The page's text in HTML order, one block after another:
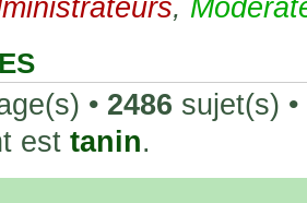
Bonjour j'ai commandé
carte vraiment très
sont censées être
: Edgerunners.
,
• 2486 sujet(s) •
est tanin.